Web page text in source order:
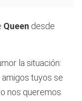
Queen desde
la situación:
amigos tuyos se
nos queremos